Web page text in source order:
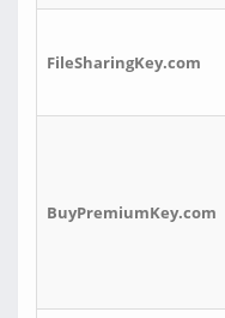
FileSharingKey.com
BuyPremiumKey.com